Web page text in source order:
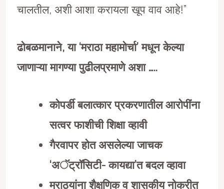
चालतील, अशी आशा करायला खूप वाव आहे!”
ढोबळमानाने,या ‘मराठा महामोर्चा’ मधून केल्या
जाणाऱ्या मागण्या पुढीलप्रमाणे अशा …..
कोपर्डी बलात्कार प्रकरणातील आरोपींना
सत्वर फाशीची शिक्षा व्हावी
गैरवापर होत असलेल्या जाचक
‘अॅट्रॉसिटी- कायद्या’त बदल व्हावा
मराठ्यांना शैक्षणिक व शासकीय नोकरीत